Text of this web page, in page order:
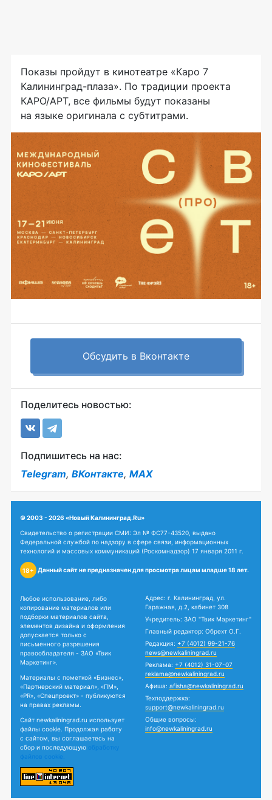
Показы пройдут в кинотеатре «Каро 7
Калининград-плаза». По традиции проекта
КАРО/АРТ, все фильмы будут показаны
на языке оригинала с субтитрами.
Обсудить в Вконтакте
Поделитесь новостью:
Подпишитесь на нас:
Telegram, ВКонтакте, MAX
© 2003 - 2026 «Новый Калининград.Ru»
Свидетельство о регистрации СМИ: Эл № ФС77-43520, выдано
Федеральной службой по надзору в сфере связи, информационных
технологий и массовых коммуникаций (Роскомнадзор) 17 января 2011 г.
18+ Данный сайт не предназначен для просмотра лицам младше 18 лет.
Любое использование, либо
копирование материалов или
подборки материалов сайта,
элементов дизайна и оформления
допускается только с
письменного разрешения
правообладателя - ЗАО «Твик
Маркетинг».
Материалы с пометкой «Бизнес»,
«Партнерский материал», «ПМ»,
«PR», «Спецпроект» - публикуются
на правах рекламы.
Сайт newkaliningrad.ru использует
файлы cookie. Продолжая работу
с сайтом, вы соглашаетесь на
сбор и последующую обработку
файлов cookie.
Адрес: г. Калининград, ул.
Гаражная, д.2, кабинет 308
Учредитель: ЗАО "Твик Маркетинг"
Главный редактор: Обрехт О.Г.
Редакция: +7 (4012) 99-21-76
news@newkaliningrad.ru
Реклама: +7 (4012) 31-07-07
reklama@newkaliningrad.ru
Афиша: afisha@newkaliningrad.ru
Техподдержка:
support@newkaliningrad.ru
Общие вопросы:
info@newkaliningrad.ru